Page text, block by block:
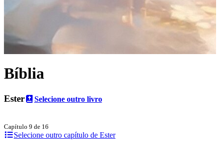
Bíblia
Ester Selecione outro livro
Capítulo 9 de 16
Selecione outro capítulo de Ester